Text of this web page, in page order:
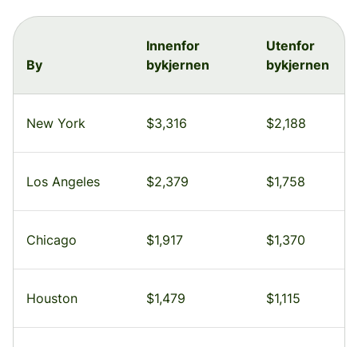
By
Innenfor
bykjernen
Utenfor
bykjernen
New York $3,316 $2,188
Los Angeles $2,379 $1,758
Chicago $1,917 $1,370
Houston $1,479 $1,115